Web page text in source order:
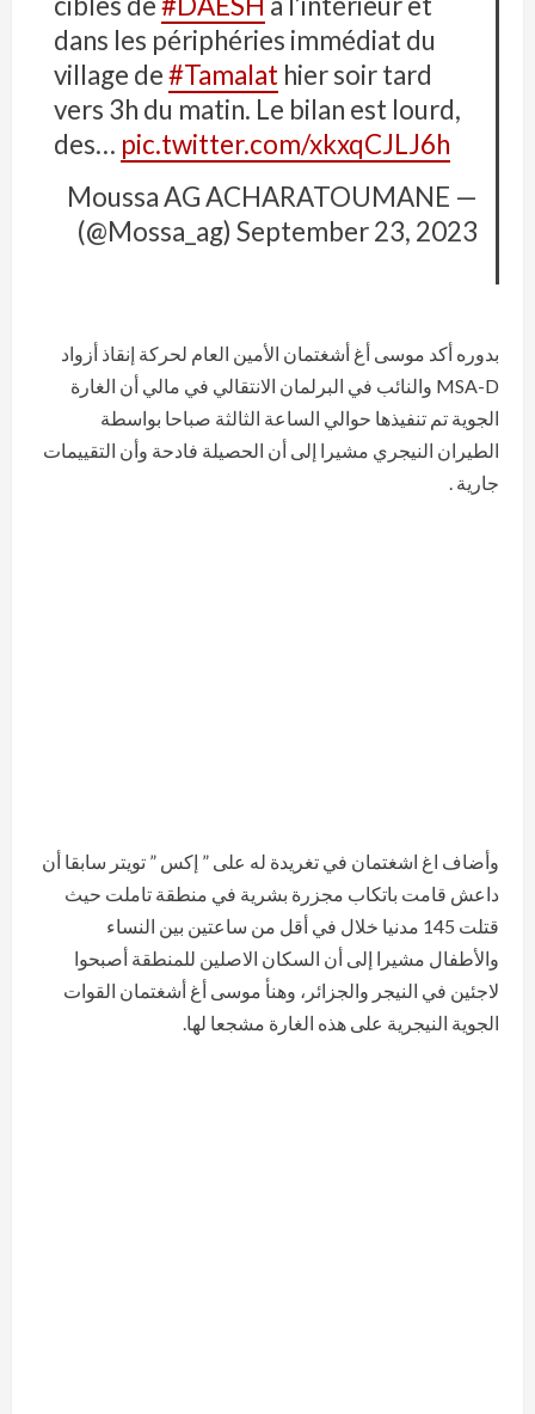
dans les périphéries immédiat du
village de#Tamalathier soir tard
vers 3h du matin. Le bilan est lourd,
des… pic.twitter.com/xkxqCJLJ6h
— Moussa AG ACHARATOUMANE
(@Mossa_ag) September 23, 2023
بدوره أكد موسى أغ أشغتمان الأمين العام لحركة إنقاذ أزواد
MSA-D والنائب في البرلمان الانتقالي في مالي أن الغارة
الجوية تم تنفيذها حوالي الساعة الثالثة صباحا بواسطة
الطيران النيجري مشيرا إلى أن الحصيلة فادحة وأن التقييمات
جارية .
وأضاف اغ اشغتمان في تغريدة له على ” إكس ” تويتر سابقا أن
داعش قامت باتكاب مجزرة بشرية في منطقة تاملت حيث
قتلت 145 مدنيا خلال في أقل من ساعتين بين النساء
والأطفال مشيرا إلى أن السكان الاصلين للمنطقة أصبحوا
لاجئين في النيجر والجزائر، وهنأ موسى أغ أشغتمان القوات
الجوية النيجرية على هذه الغارة مشجعا لها.